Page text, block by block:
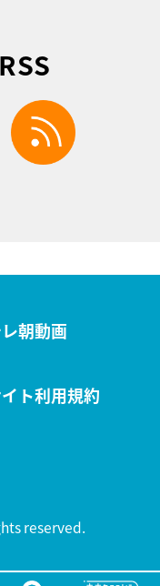
facebook
朝動画
ト利用規約
reserved.